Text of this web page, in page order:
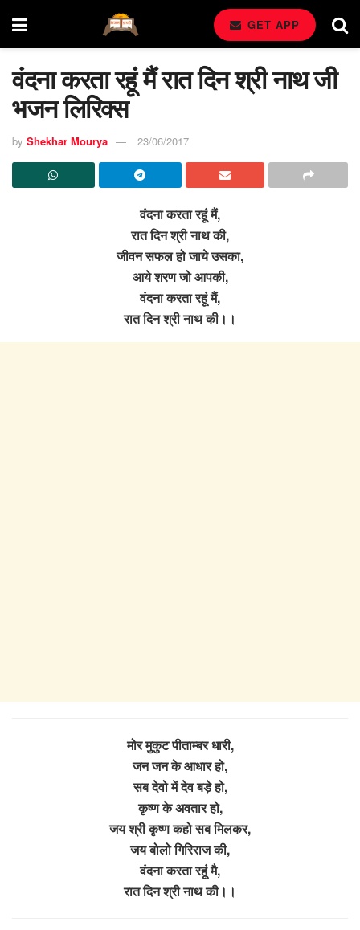
GET APP
वंदना करता रहूं मैं रात दिन श्री नाथ जी
भजन लिरिक्स
by Shekhar Mourya 23/06/2017
वंदना करता रहूं मैं,
रात दिन श्री नाथ की,
जीवन सफल हो जाये उसका,
आये शरण जो आपकी,
वंदना करता रहूं मैं,
रात दिन श्री नाथ की।।
मोर मुकुट पीताम्बर धारी,
जन जन के आधार हो,
सब देवो में देव बड़े हो,
कृष्ण के अवतार हो,
जय श्री कृष्ण कहो सब मिलकर,
जय बोलो गिरिराज की,
वंदना करता रहूं मै,
रात दिन श्री नाथ की।।